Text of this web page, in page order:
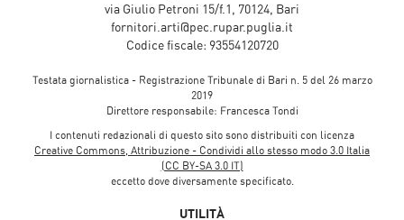
via Giulio Petroni 15/f.1, 70124, Bari
fornitori.arti@pec.rupar.puglia.it
Codice fiscale: 93554120720
Testata giornalistica - Registrazione Tribunale di Bari n. 5 del 26 marzo
2019
Direttore responsabile: Francesca Tondi
I contenuti redazionali di questo sito sono distribuiti con licenza
Creative Commons, Attribuzione - Condividi allo stesso modo 3.0 Italia
(CC BY-SA 3.0 IT)
eccetto dove diversamente specificato.
UTILITÀ